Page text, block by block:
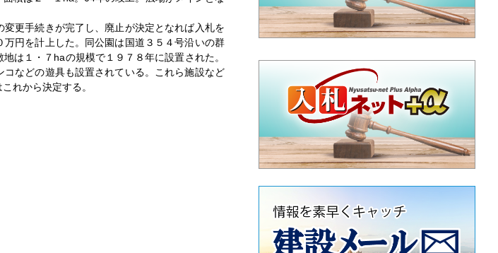
更手続きが完了し、廃止が決定となれば入札を
円を計上した。同公園は国道３５４号沿いの群
は１・７haの規模で１９７８年に設置された。
などの遊具も設置されている。これら施設など
れから決定する。